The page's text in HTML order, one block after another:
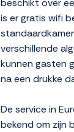
beschikt over
is er gratis wifi
verschillende
kunnen gasten
na een drukke
De service in
bekend om zijn